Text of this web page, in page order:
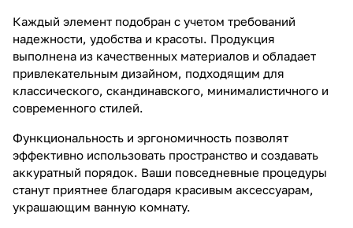
Каждый элемент подобран с учетом требований
надежности, удобства и красоты. Продукция
выполнена из качественных материалов и обладает
привлекательным дизайном, подходящим для
классического, скандинавского, минималистичного и
современного стилей.
Функциональность и эргономичность позволят
эффективно использовать пространство и создавать
аккуратный порядок. Ваши повседневные процедуры
станут приятнее благодаря красивым аксессуарам,
украшающим ванную комнату.